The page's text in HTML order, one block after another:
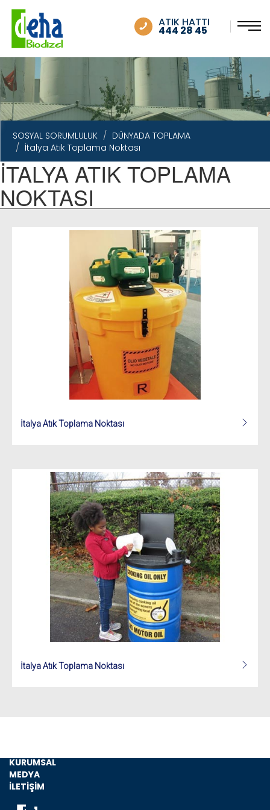
ATIK HATTI
444 28 45
SOSYAL SORUMLULUK
SOSYAL SORUMLULUK
DÜNYADA TOPLAMA
İtalya Atık Toplama Noktası
İTALYA ATIK TOPLAMA
NOKTASI
İtalya Atık Toplama Noktası
İtalya Atık Toplama Noktası
KURUMSAL
MEDYA
İLETİŞİM